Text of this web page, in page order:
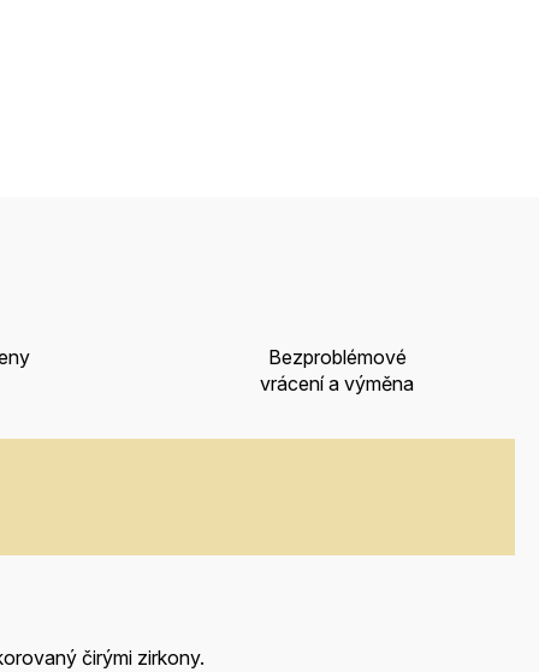
Bezproblémové
vrácení a výměna
čirými zirkony.